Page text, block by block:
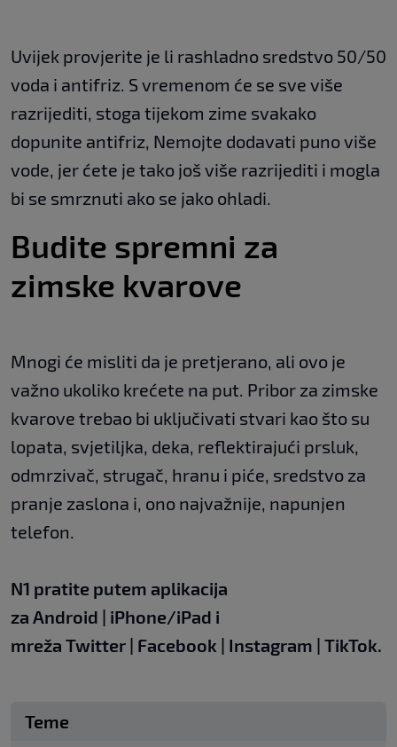
Uvijek provjerite je li rashladno sredstvo 50/50
voda i antifriz. S vremenom će se sve više
razrijediti, stoga tijekom zime svakako
dopunite antifriz, Nemojte dodavati puno više
vode, jer ćete je tako još više razrijediti i mogla
bi se smrznuti ako se jako ohladi.
Budite spremni za
zimske kvarove
Mnogi će misliti da je pretjerano, ali ovo je
važno ukoliko krećete na put. Pribor za zimske
kvarove trebao bi uključivati stvari kao što su
lopata, svjetiljka, deka, reflektirajući prsluk,
odmrzivač, strugač, hranu i piće, sredstvo za
pranje zaslona i, ono najvažnije, napunjen
telefon.
N1 pratite putem aplikacija
za Android | iPhone/iPad i
mreža Twitter | Facebook | Instagram | TikTok.
Teme